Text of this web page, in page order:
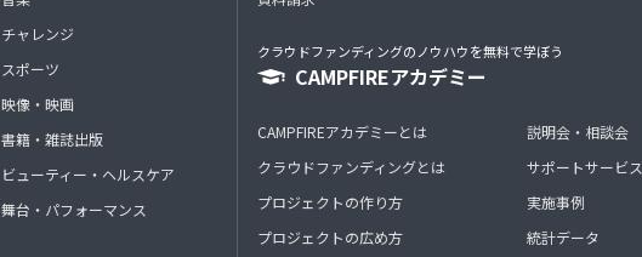
チャレンジ
スポーツ
映像・映画
書籍・雑誌出版
ビューティー・ヘルスケア
舞台・パフォーマンス
クラウドファンディングのノウハウを無料で学ぼう
CAMPFIREアカデミー
CAMPFIREアカデミーとは
クラウドファンディングとは
プロジェクトの作り方
プロジェクトの広め方
説明会・相談会
サポートサービス
実施事例
統計データ